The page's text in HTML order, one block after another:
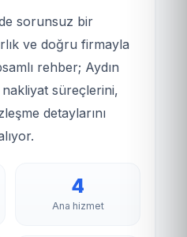
sorunsuz bir
ve doğru firmayla
rehber; Aydın
süreçlerini,
detaylarını
4
Ana hizmet